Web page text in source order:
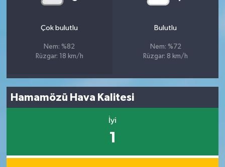
Çok bulutlu
Nem: %82
Rüzgar: 18 km/h
Bulutlu
Nem: %72
Rüzgar: 8 km/h
Hamamözü Hava Kalitesi
İyi
1